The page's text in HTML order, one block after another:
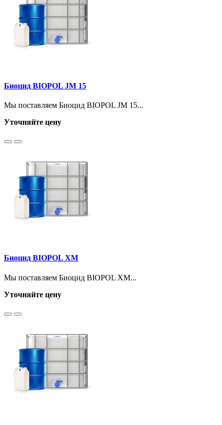
Биоцид BIOPOL JM 15
Мы поставляем Биоцид BIOPOL JM 15...
Уточняйте цену
Биоцид BIOPOL XM
Мы поставляем Биоцид BIOPOL XM...
Уточняйте цену